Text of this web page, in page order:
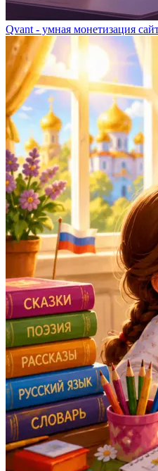
Qvant - умная монетизация